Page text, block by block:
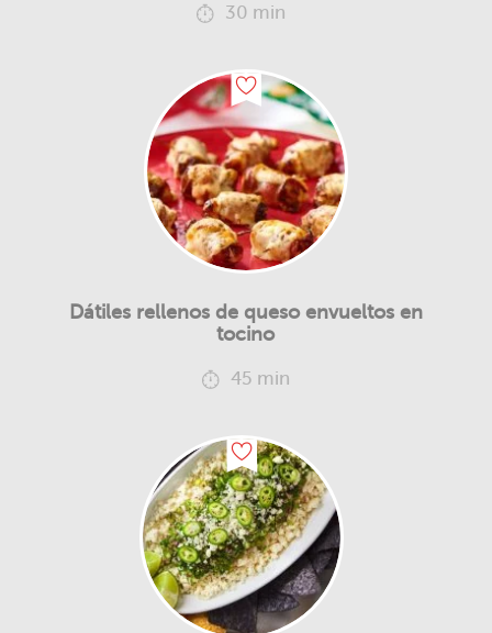
30 min
Dátiles rellenos de queso envueltos en
tocino
45 min